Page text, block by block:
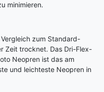
minimieren.
zum Standard-
Zeit trocknet. Das Dri-Flex-
Neopren ist das am
und leichteste Neopren in